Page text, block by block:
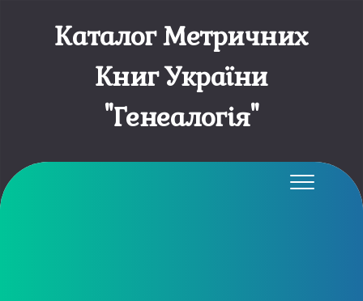
Каталог Метричних
Книг України
"Генеалогія"